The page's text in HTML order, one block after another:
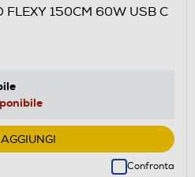
FLEXY 150CM 60W USB C
AGGIUNGI
Confronta